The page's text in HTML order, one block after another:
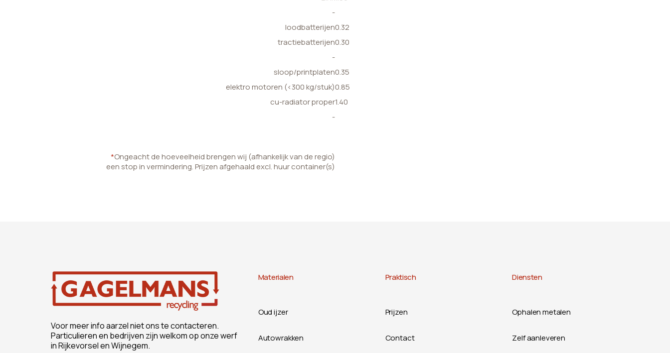
-
loodbatterijen0.32
tractiebatterijen0.30
-
sloop/printplaten0.35
elektro motoren (<300 kg/stuk)0.85
cu-radiator proper1.40
-
*Ongeacht de hoeveelheid brengen wij (afhankelijk van de regio)
een stop in vermindering. Prijzen afgehaald excl. huur container(s)
Voor meer info aarzel niet ons te contacteren.
Particulieren en bedrijven zijn welkom op onze werf
in Rijkevorsel en Wijnegem.
Materialen
Oud ijzer
Autowrakken
Praktisch
Prijzen
Contact
Diensten
Ophalen metalen
Zelf aanleveren